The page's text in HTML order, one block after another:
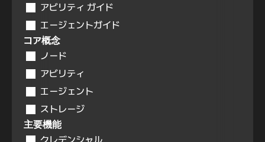
アビリティ ガイド
エージェントガイド
コア概念
ノード
アビリティ
エージェント
ストレージ
主要機能